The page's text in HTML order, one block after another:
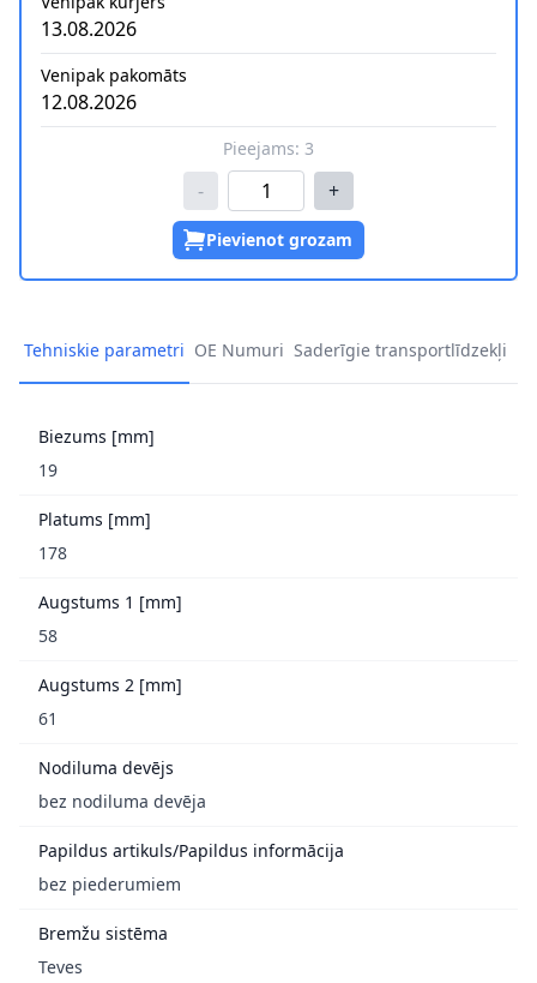
13.08.2026
Venipak pakomāts
12.08.2026
Pieejams: 3
- +
Pievienot grozam
Tehniskie parametri OE Numuri Saderīgie transportlīdzekļi
Biezums [mm]
19
Platums [mm]
178
Augstums 1 [mm]
58
Augstums 2 [mm]
61
Nodiluma devējs
bez nodiluma devēja
Papildus artikuls/Papildus informācija
bez piederumiem
Bremžu sistēma
Teves